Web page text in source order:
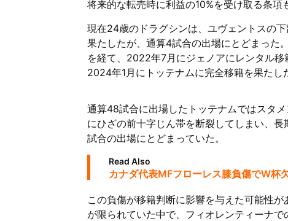
将来的な転売時に利益の10%を受け取る条項
現在24歳のドラグシンは、ユヴェントスの
果たしたが、通算4試合の出場にとどまった
を経て、2022年7月にジェノアにレンタル
2024年1月にトッテナムに完全移籍を果たし
通算48試合に出場したトッテナムではスタ
にひざの前十字じん帯を断裂してしまい、
試合の出場にとどまっていた。
Read Also
カナダ代表MFフローレス膝負傷でW杯
この負傷が移籍判断に影響を与えた可能性
が限られていた中で、フィオレンティーナで